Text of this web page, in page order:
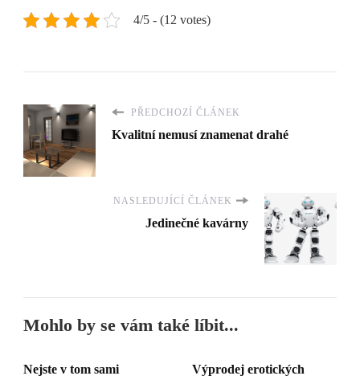
4/5 - (12 votes)
PŘEDCHOZÍ ČLÁNEK
Kvalitní nemusí znamenat drahé
NASLEDUJÍCÍ ČLÁNEK
Jedinečné kavárny
Mohlo by se vám také líbit...
Nejste v tom sami
Výprodej erotických